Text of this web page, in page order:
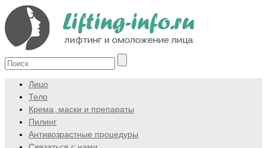
Лицо
Тело
Крема, маски и препараты
Пилинг
Антивозрастные процедуры